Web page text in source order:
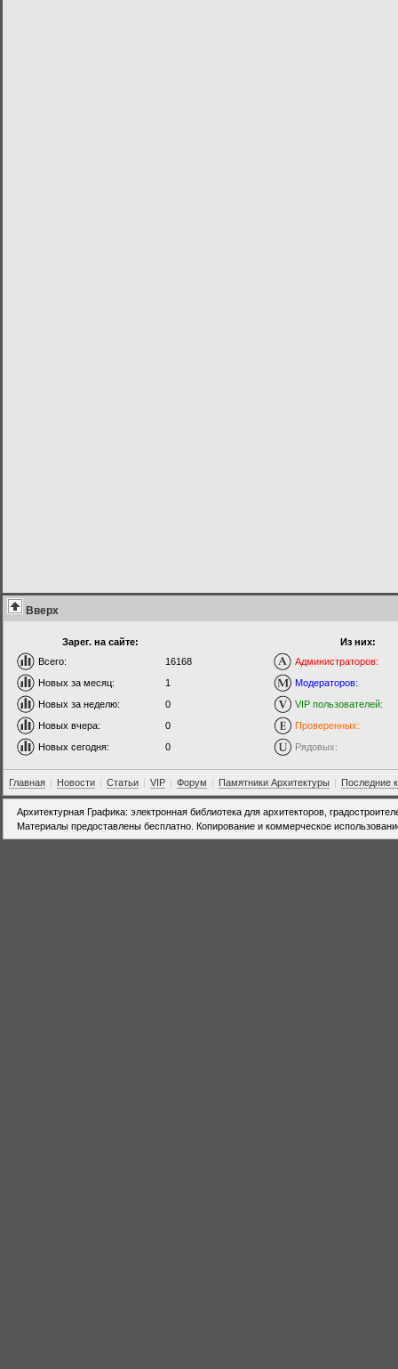
Вверх
Зарег. на сайте:
Всего:
16168
Новых за месяц:
1
Новых за неделю:
0
Новых вчера:
0
Новых сегодня:
0
Из них:
Администраторов:
Модераторов:
VIP пользователей:
Проверенных:
Рядовых:
Главная | Новости | Статьи | VIP | Форум | Памятники Архитектуры | Последние
Архитектурная Графика: электронная библиотека для архитекторов,
Материалы предоставлены бесплатно. Копирование и коммерческое